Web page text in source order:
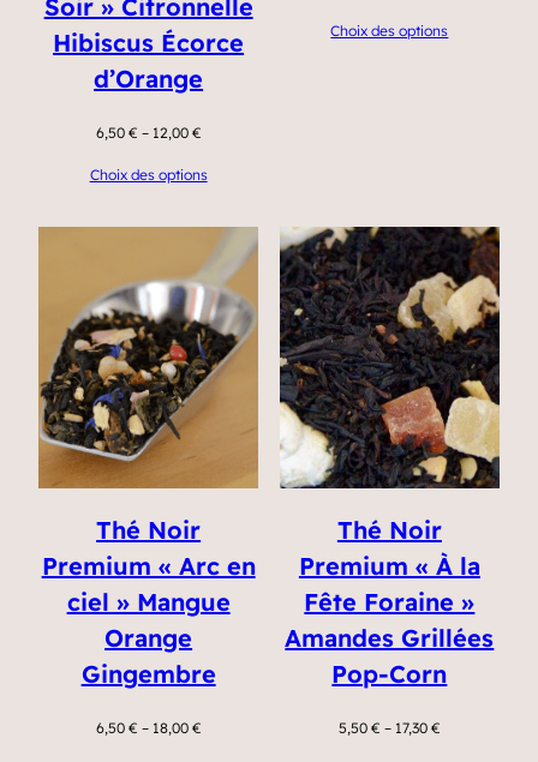
Soir » Citronnelle
Hibiscus Écorce
d’Orange
6,50 € – 12,00 €
Choix des options
Choix des options
Thé Noir
Premium « Arc en
ciel » Mangue
Orange
Gingembre
6,50 € – 18,00 €
Thé Noir
Premium « À la
Fête Foraine »
Amandes Grillées
Pop-Corn
5,50 € – 17,30 €